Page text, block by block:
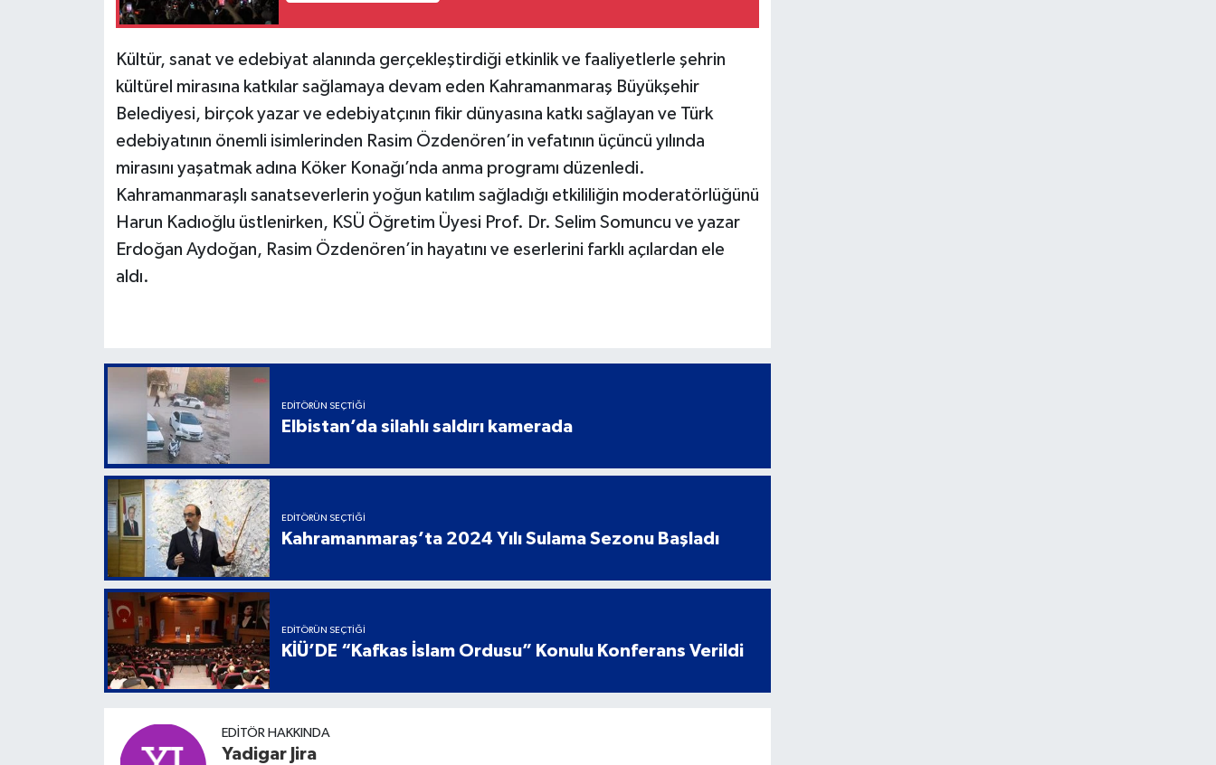
Kültür, sanat ve edebiyat alanında gerçekleştirdiği etkinlik ve faaliyetlerle şehrin
kültürel mirasına katkılar sağlamaya devam eden Kahramanmaraş Büyükşehir
Belediyesi, birçok yazar ve edebiyatçının fikir dünyasına katkı sağlayan ve Türk
edebiyatının önemli isimlerinden Rasim Özdenören’in vefatının üçüncü yılında
mirasını yaşatmak adına Köker Konağı’nda anma programı düzenledi.
Kahramanmaraşlı sanatseverlerin yoğun katılım sağladığı etkililiğin moderatörlüğünü
Harun Kadıoğlu üstlenirken, KSÜ Öğretim Üyesi Prof. Dr. Selim Somuncu ve yazar
Erdoğan Aydoğan, Rasim Özdenören’in hayatını ve eserlerini farklı açılardan ele
aldı.
EDITÖRÜN SEÇTIĞI
Elbistan’da silahlı saldırı kamerada
EDITÖRÜN SEÇTIĞI
Kahramanmaraş’ta 2024 Yılı Sulama Sezonu Başladı
EDITÖRÜN SEÇTIĞI
KİÜ’DE “Kafkas İslam Ordusu” Konulu Konferans Verildi
EDITÖR HAKKINDA
Yadigar Jira